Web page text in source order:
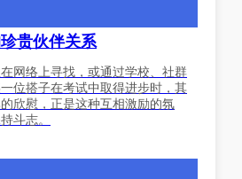
贵伙伴关系
网络上寻找，或通过学校、社群
位搭子在考试中取得进步时，其
欣慰，正是这种互相激励的氛
斗志。